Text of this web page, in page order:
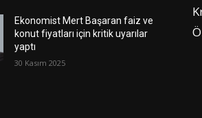
Ekonomist Mert Başaran faiz ve
konut fiyatları için kritik uyarılar
yaptı
30 Kasım 2025